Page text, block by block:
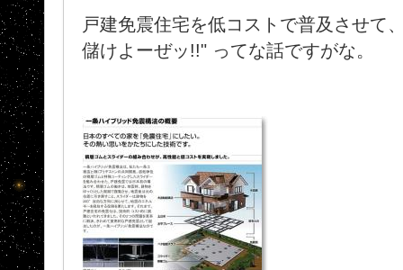
戸建免震住宅を低コストで普及させて
儲けよーぜッ!!" ってな話ですがな。